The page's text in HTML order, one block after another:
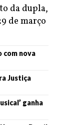
da dupla,
de março
com nova
Justiça
ganha